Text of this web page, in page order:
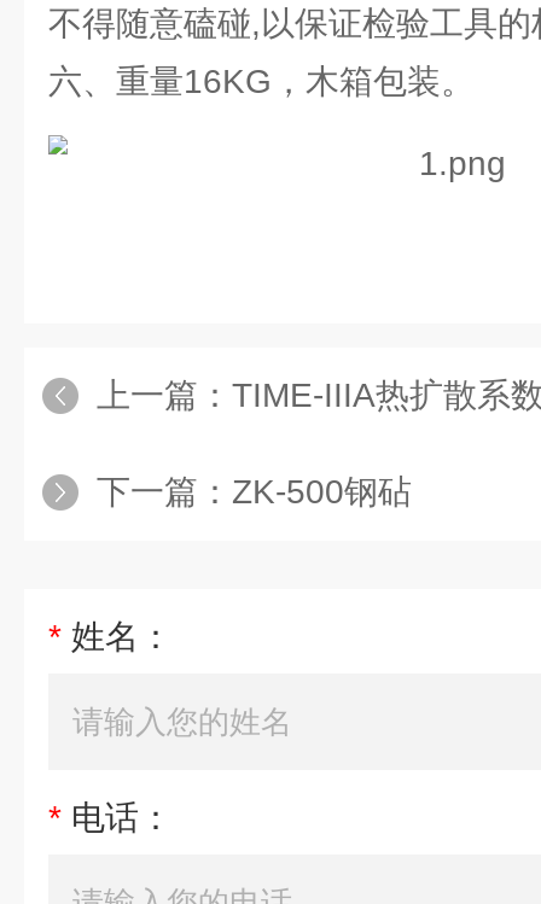
不得随意磕碰,以保证检验工具
六、重量16KG，木箱包装。
上一篇： TIME-IIIA热扩散系
下一篇： ZK-500钢砧
* 姓名：
* 电话：